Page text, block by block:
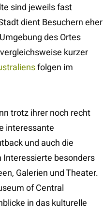
sind jeweils fast
dient Besuchern eher
des Ortes
kurzer
folgen im
trotz ihrer noch recht
interessante
und auch die
Interessierte besonders
Galerien und Theater.
of Central
in das kulturelle